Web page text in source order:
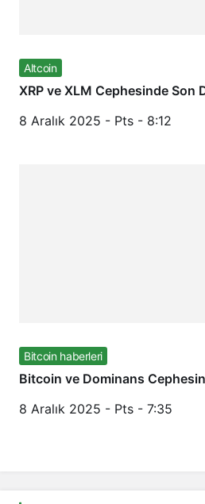
Altcoin
XRP ve XLM Cephesinde Son
8 Aralık 2025 - Pts - 8:12
Bitcoin haberleri
Bitcoin ve Dominans
8 Aralık 2025 - Pts - 7:35